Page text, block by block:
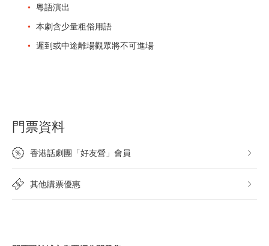
粵語演出
本劇含少量粗俗用語
遲到或中途離場觀眾將不可進場
門票資料
香港話劇團「好友營」會員
其他購票優惠